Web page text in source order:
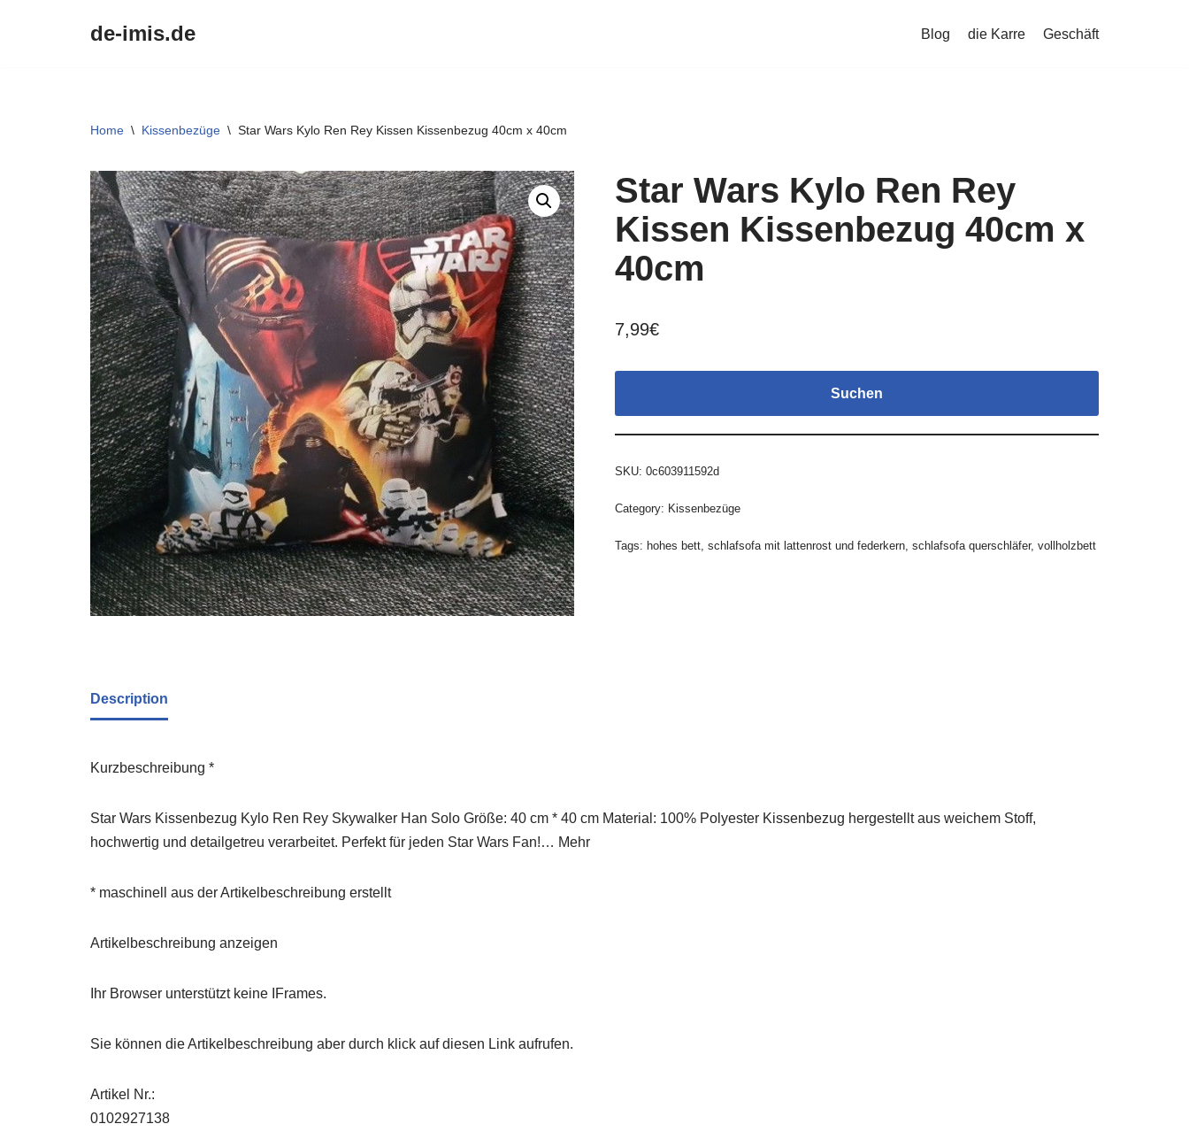
de-imis.de Blog die Karre Geschäft
Home \ Kissenbezüge \ Star Wars Kylo Ren Rey Kissen Kissenbezug 40cm x 40cm
Star Wars Kylo Ren Rey
Kissen Kissenbezug 40cm x
40cm
7,99€
Suchen
SKU: 0c603911592d
Category: Kissenbezüge
Tags: hohes bett, schlafsofa mit lattenrost und federkern, schlafsofa querschläfer, vollholzbett
Description
Kurzbeschreibung *
Star Wars Kissenbezug Kylo Ren Rey Skywalker Han Solo Größe: 40 cm * 40 cm Material: 100% Polyester Kissenbezug hergestellt aus weichem Stoff,
hochwertig und detailgetreu verarbeitet. Perfekt für jeden Star Wars Fan!… Mehr
* maschinell aus der Artikelbeschreibung erstellt
Artikelbeschreibung anzeigen
Ihr Browser unterstützt keine IFrames.
Sie können die Artikelbeschreibung aber durch klick auf diesen Link aufrufen.
Artikel Nr.:
0102927138